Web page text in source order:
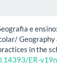
e
Geography
in the
ER-